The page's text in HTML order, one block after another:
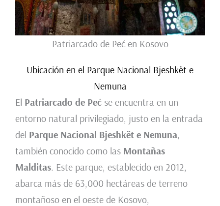
Patriarcado de Peć en Kosovo
Ubicación en el Parque Nacional Bjeshkët e
Nemuna
El Patriarcado de Pećse encuentra en un
entorno natural privilegiado, justo en la entrada
del Parque Nacional Bjeshkët e Nemuna,
también conocido como las Montañas
Malditas. Este parque, establecido en 2012,
abarca más de 63,000 hectáreas de terreno
montañoso en el oeste de Kosovo,